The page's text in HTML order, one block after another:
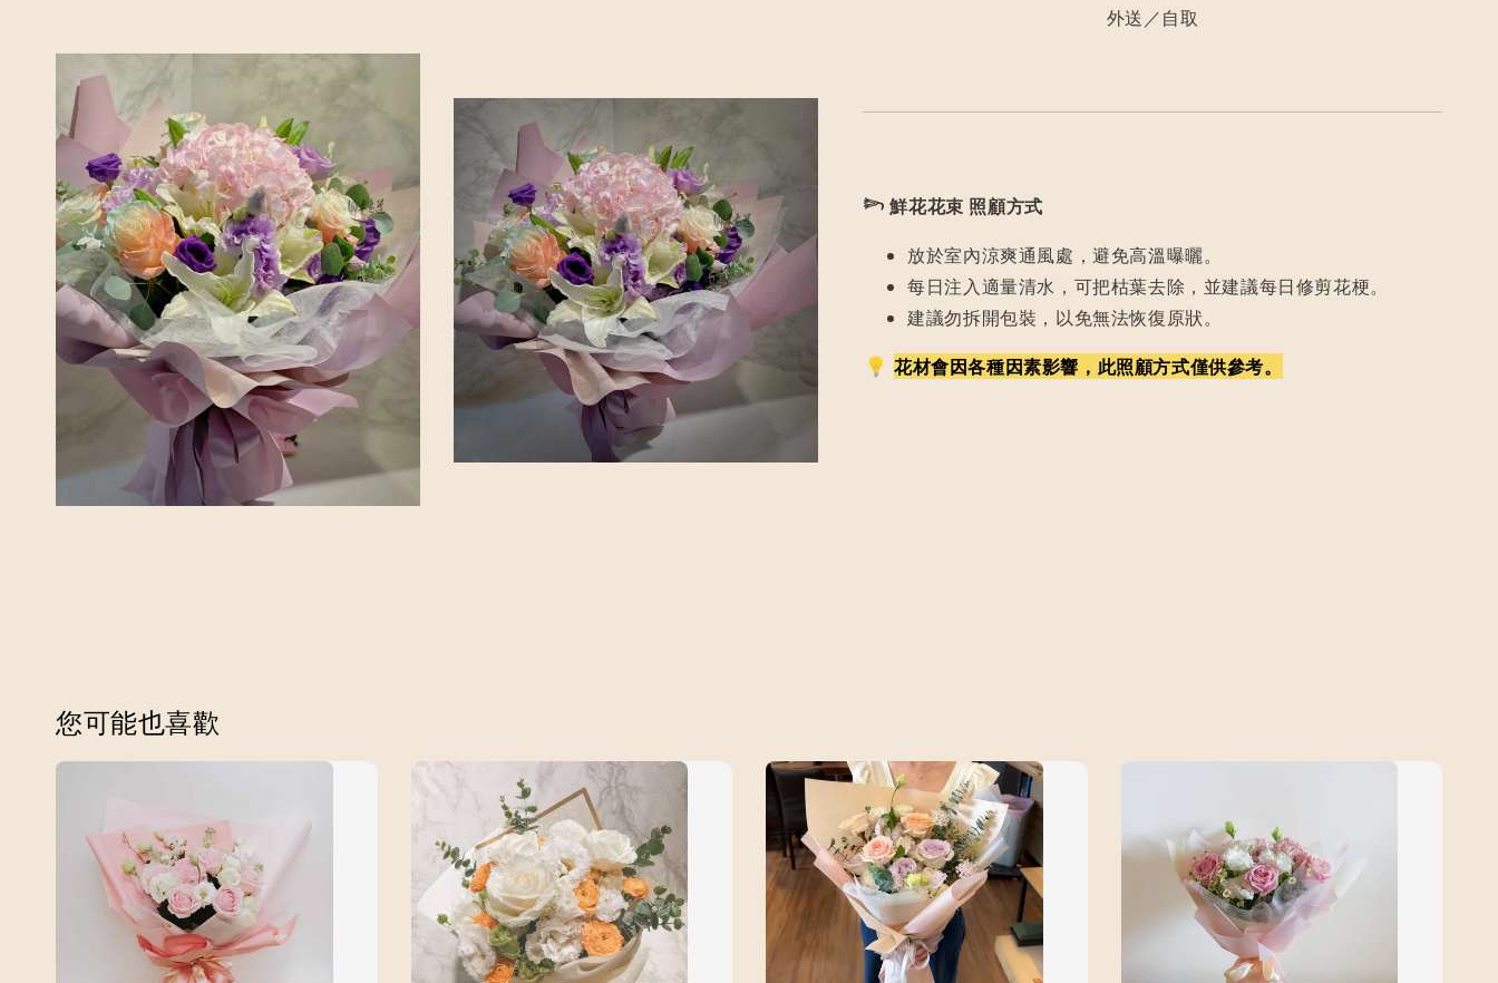
外送／自取
𓆸 鮮花花束 照顧方式
放於室內涼爽通風處，避免高溫曝曬。
每日注入適量清水，可把枯葉去除，並建議每日修剪花梗。
建議勿拆開包裝，以免無法恢復原狀。
花材會因各種因素影響，此照顧方式僅供參考。
您可能也喜歡